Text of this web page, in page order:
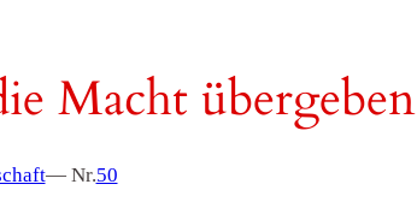
Macht übergeben
— Nr.50